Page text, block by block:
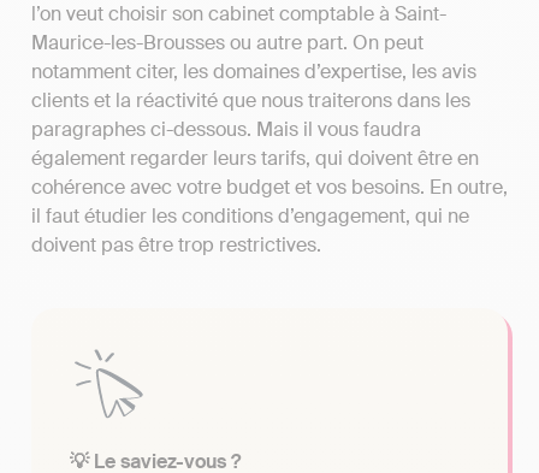
l’on veut choisir son cabinet comptable à Saint-
Maurice-les-Brousses ou autre part. On peut
notamment citer, les domaines d’expertise, les avis
clients et la réactivité que nous traiterons dans les
paragraphes ci-dessous. Mais il vous faudra
également regarder leurs tarifs, qui doivent être en
cohérence avec votre budget et vos besoins. En outre,
il faut étudier les conditions d’engagement, qui ne
doivent pas être trop restrictives.
💡 Le saviez-vous ?